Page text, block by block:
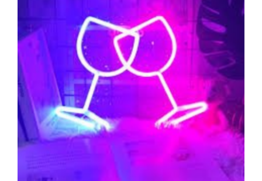
NEON LIGHT ΠΟΤΗΡΙ ΚΡΑΣΙΟΥ ΡΟΖ
ΜΕ ΜΠΑΤΑΡΙΕΣ ΚΑΙ USB